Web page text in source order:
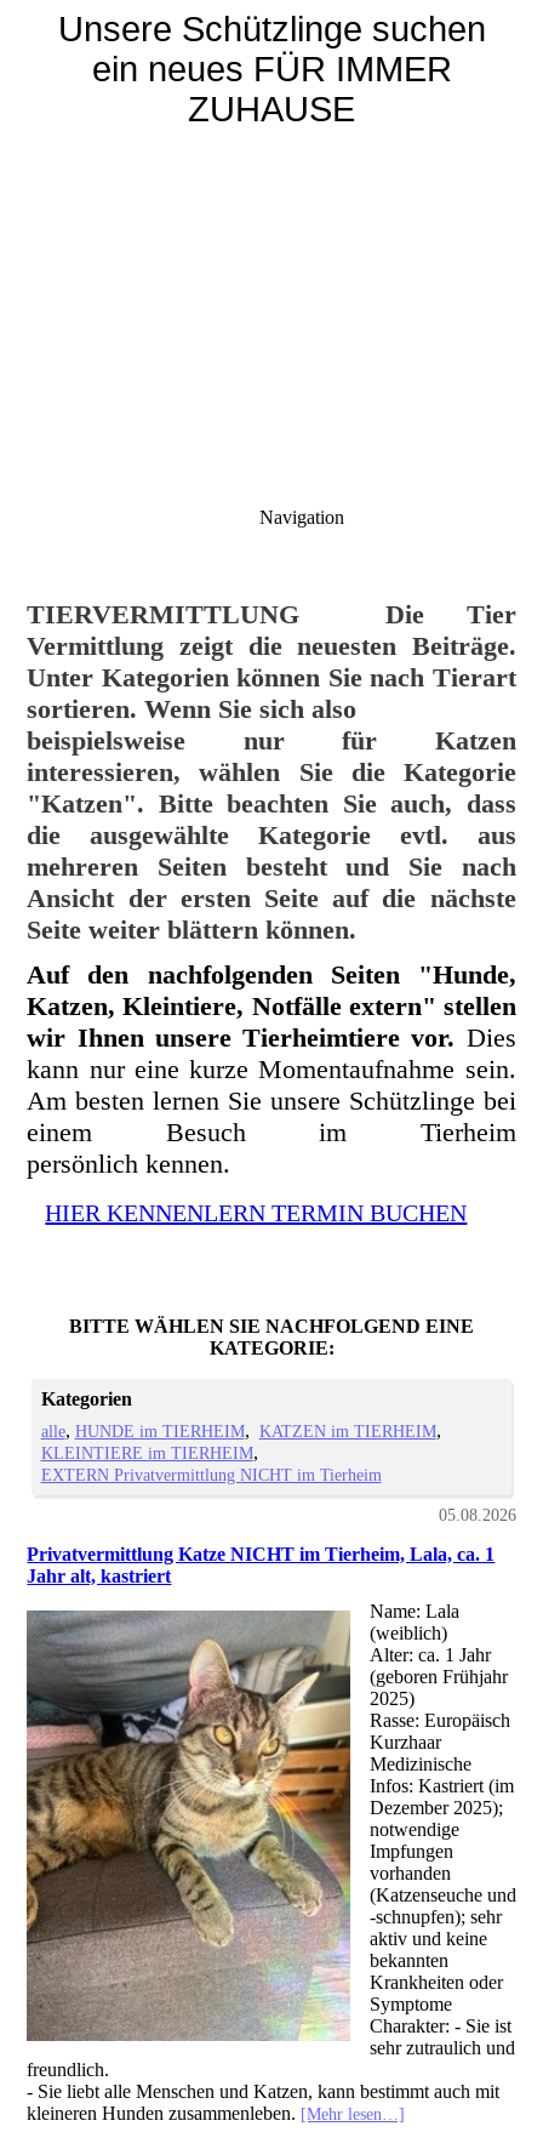
Unsere Schützlinge suchen
ein neues FÜR IMMER
ZUHAUSE
Navigation
TIERVERMITTLUNG Die Tier
Vermittlung zeigt die neuesten Beiträge.
Unter Kategorien können Sie nach Tierart
sortieren. Wenn Sie sich also
beispielsweise nur für Katzen
interessieren, wählen Sie die Kategorie
"Katzen". Bitte beachten Sie auch, dass
die ausgewählte Kategorie evtl. aus
mehreren Seiten besteht und Sie nach
Ansicht der ersten Seite auf die nächste
Seite weiter blättern können.
Auf den nachfolgenden Seiten "Hunde,
Katzen, Kleintiere, Notfälle extern" stellen
wir Ihnen unsere Tierheimtiere vor. Dies
kann nur eine kurze Momentaufnahme sein.
Am besten lernen Sie unsere Schützlinge bei
einem Besuch im Tierheim
persönlich kennen.
HIER KENNENLERN TERMIN BUCHEN
BITTE WÄHLEN SIE NACHFOLGEND EINE
KATEGORIE:
Kategorien
alle HUNDE im TIERHEIM
KATZEN im TIERHEIM
KLEINTIERE im TIERHEIM
EXTERN Privatvermittlung NICHT im Tierheim
05.08.2026
Privatvermittlung Katze NICHT im Tierheim, Lala, ca. 1
Jahr alt, kastriert
Name: Lala
(weiblich)
Alter: ca. 1 Jahr
(geboren Frühjahr
2025)
Rasse: Europäisch
Kurzhaar
Medizinische
Infos: Kastriert (im
Dezember 2025);
notwendige
Impfungen
vorhanden
(Katzenseuche und
-schnupfen); sehr
aktiv und keine
bekannten
Krankheiten oder
Symptome
Charakter: - Sie ist
sehr zutraulich und
freundlich.
- Sie liebt alle Menschen und Katzen, kann bestimmt auch mit
kleineren Hunden zusammenleben. [Mehr lesen…]